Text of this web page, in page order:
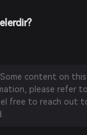
Some content on
please refer
free to reach out